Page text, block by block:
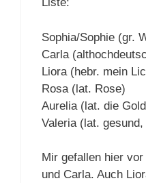
Liste:
Sophia/Sophie (gr.
Carla
Liora (hebr. mein
Rosa (lat. Rose)
Aurelia (lat. die
Valeria (lat.
Mir gefallen hier
und Carla. Auch